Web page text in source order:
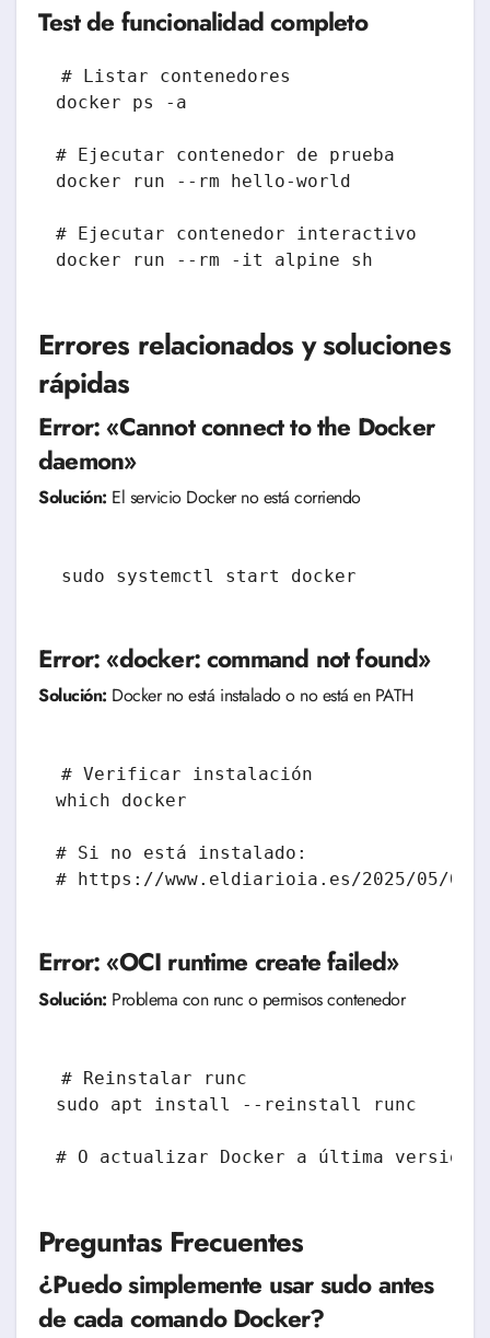
Test de funcionalidad completo
# Listar contenedores
docker ps -a
# Ejecutar contenedor de prueba
docker run --rm hello-world
# Ejecutar contenedor interactivo
Errores relacionados y soluciones
rápidas
Error: «Cannot connect to the Docker
daemon»
Solución: El servicio Docker no está corriendo
sudo systemctl start docker
Error: «docker: command not found»
Solución: Docker no está instalado o no está en PATH
# Verificar instalación
which docker
# Si no está instalado:
Error: «OCI runtime create failed»
Solución: Problema con runc o permisos contenedor
# Reinstalar runc
sudo apt install --reinstall runc
Preguntas Frecuentes
¿Puedo simplemente usar sudo antes
de cada comando Docker?